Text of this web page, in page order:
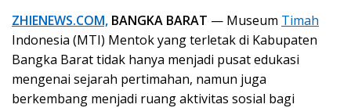
ZHIENEWS.COM, BANGKA BARAT — Museum Timah
Indonesia (MTI) Mentok yang terletak di Kabupaten
Bangka Barat tidak hanya menjadi pusat edukasi
mengenai sejarah pertimahan, namun juga
berkembang menjadi ruang aktivitas sosial bagi